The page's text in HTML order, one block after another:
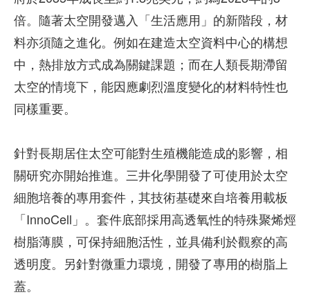
倍。隨著太空開發邁入「生活應用」的新階段，材
料亦須隨之進化。例如在建造太空資料中心的構想
中，熱排放方式成為關鍵課題；而在人類長期滯留
太空的情境下，能因應劇烈溫度變化的材料特性也
同樣重要。
針對長期居住太空可能對生殖機能造成的影響，相
關研究亦開始推進。三井化學開發了可使用於太空
細胞培養的專用套件，其技術基礎來自培養用載板
「InnoCell」。套件底部採用高透氧性的特殊聚烯烴
樹脂薄膜，可保持細胞活性，並具備利於觀察的高
透明度。另針對微重力環境，開發了專用的樹脂上
蓋。